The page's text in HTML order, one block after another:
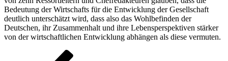
Bedeutung der Wirtschafts für die Entwicklung der Gesellschaft
deutlich unterschätzt wird, dass also das Wohlbefinden der
Deutschen, ihr Zusammenhalt und ihre Lebensperspektiven stärker
von der wirtschaftlichen Entwicklung abhängen als diese vermuten.
Beitragsnavigation